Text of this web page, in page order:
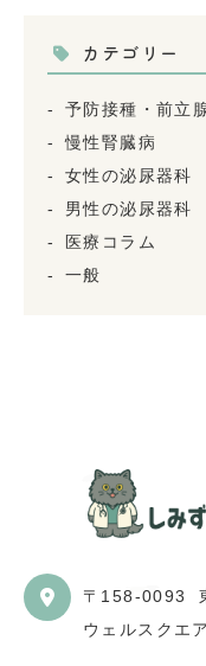
カテゴリー
予防接種・前立
慢性腎臓病
女性の泌尿器科
男性の泌尿器科
医療コラム
一般
〒158-0093
ウェルスクエ